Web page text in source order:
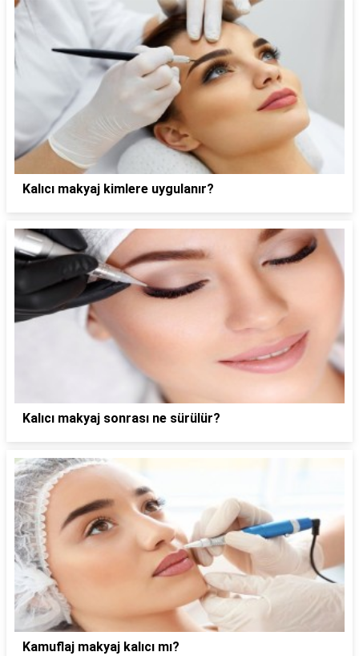
Kalıcı makyaj kimlere uygulanır?
Kalıcı makyaj sonrası ne sürülür?
Kamuflaj makyaj kalıcı mı?